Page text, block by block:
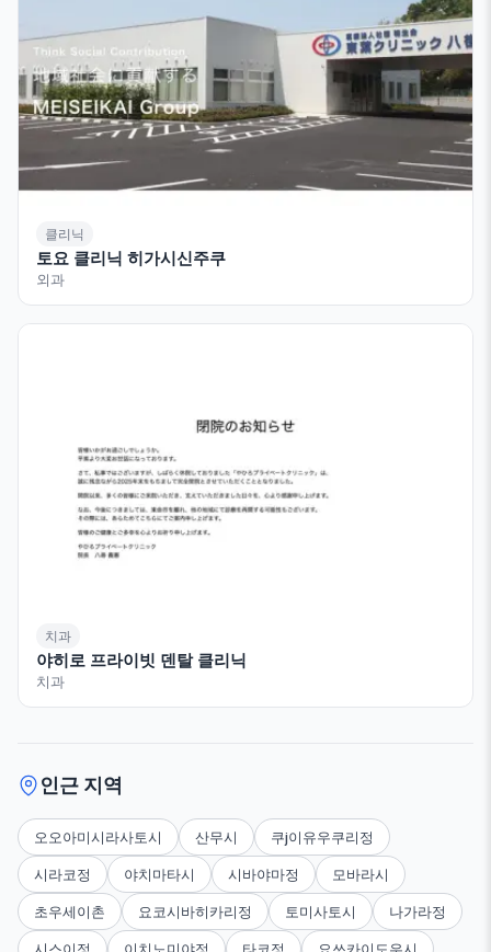
클리닉
토요 클리닉 히가시신주쿠
외과
치과
야히로 프라이빗 덴탈 클리닉
치과
인근 지역
오오아미시라사토시 산무시 쿠j이유우쿠리정
시라코정 야치마타시 시바야마정 모바라시
초우세이촌 요코시바히카리정 토미사토시 나가라정
시스이정 이치노미야정 타코정 요쓰카이도우시